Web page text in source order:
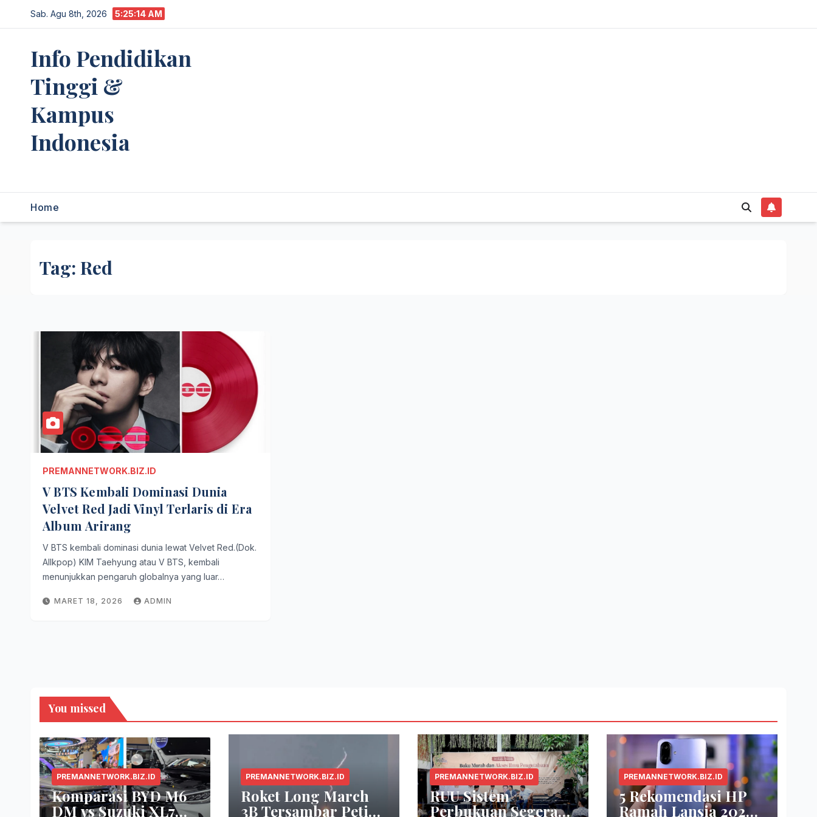
to
Sab. Agu 8th, 2026 5:25:15 AM
Info Pendidikan
Tinggi &
Kampus
Indonesia
Home
Tag: Red
PREMANNETWORK.BIZ.ID
V BTS Kembali Dominasi Dunia
Velvet Red Jadi Vinyl Terlaris di Era
Album Arirang
V BTS kembali dominasi dunia lewat Velvet Red.(Dok.
Allkpop) KIM Taehyung atau V BTS, kembali
menunjukkan pengaruh globalnya yang luar…
MARET 18, 2026 ADMIN
You missed
PREMANNETWORK.BIZ.ID
Komparasi BYD M6
DM vs Suzuki XL7
PREMANNETWORK.BIZ.ID
Roket Long March
3B Tersambar Petir
PREMANNETWORK.BIZ.ID
RUU Sistem
Perbukuan Segera
PREMANNETWORK.BIZ.ID
5 Rekomendasi HP
Ramah Lansia 2026